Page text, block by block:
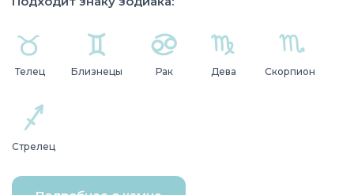
Телец Близнецы Рак Дева Скорпион
Стрелец